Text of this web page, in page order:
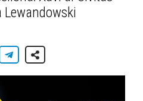
Lewandowski